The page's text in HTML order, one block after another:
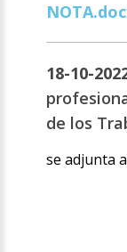
18-10-
de los
se adjunta